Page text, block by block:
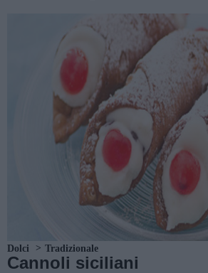
Dolci Tradizionale
Cannoli siciliani